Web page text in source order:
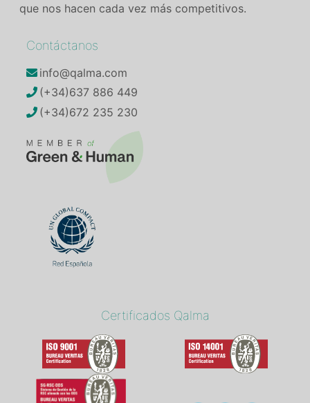
que nos hacen cada vez más competitivos.
Contáctanos
info@qalma.com
(+34)637 886 449
(+34)672 235 230
Certificados Qalma